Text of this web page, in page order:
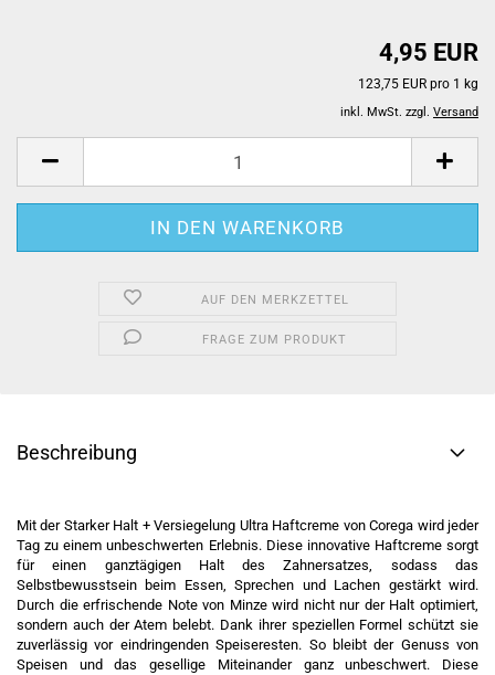
4,95 EUR
123,75 EUR pro 1 kg
inkl. MwSt. zzgl. Versand
AUF DEN MERKZETTEL
FRAGE ZUM PRODUKT
Beschreibung
Mit der Starker Halt + Versiegelung Ultra Haftcreme von Corega wird jeder
Tag zu einem unbeschwerten Erlebnis. Diese innovative Haftcreme sorgt
für einen ganztägigen Halt des Zahnersatzes, sodass das
Selbstbewusstsein beim Essen, Sprechen und Lachen gestärkt wird.
Durch die erfrischende Note von Minze wird nicht nur der Halt optimiert,
sondern auch der Atem belebt. Dank ihrer speziellen Formel schützt sie
zuverlässig vor eindringenden Speiseresten. So bleibt der Genuss von
Speisen und das gesellige Miteinander ganz unbeschwert. Diese